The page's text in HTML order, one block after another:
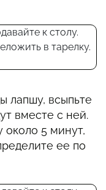
лапшу, всыпьте
вместе с ней.
около 5 минут,
ее по